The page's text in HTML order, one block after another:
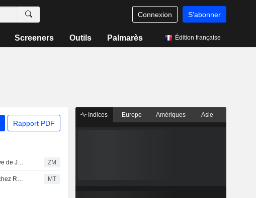
Connexion S'abonner
Screeners Outils Palmarès Édition française
Rapport PDF
REECE LIMITED : Opinion positive de Jarden Research ZM
L'accélération des recrutements chez Reece laisse présager une croissance des volumes, selon Jarden MT
Indices Europe Amériques Asie